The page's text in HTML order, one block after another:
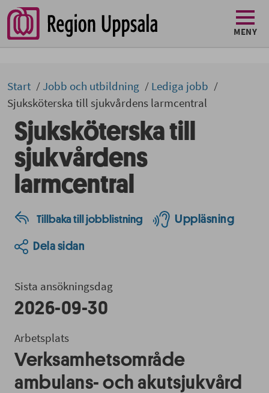
MENY
Start Jobb och utbildning
Lediga jobb
Sjuksköterska till sjukvårdens larmcentral
Sjuksköterska till
sjukvårdens
larmcentral
Tillbaka till jobblistning Uppläsning
Dela sidan
Sista ansökningsdag
2026-09-30
Arbetsplats
Verksamhetsområde
ambulans- och akutsjukvård